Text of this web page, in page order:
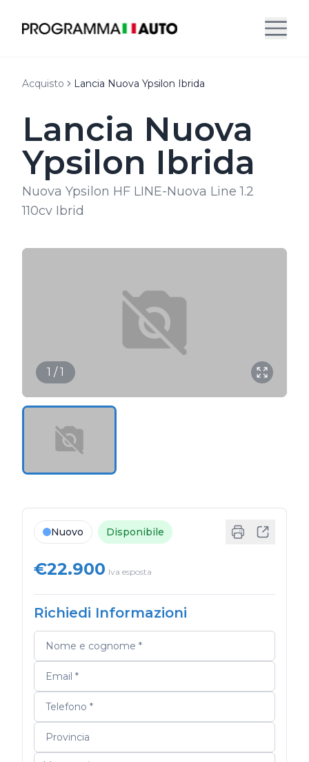
Acquisto Lancia Nuova Ypsilon Ibrida
Lancia Nuova
Ypsilon Ibrida
Nuova Ypsilon HF LINE-Nuova Line 1.2
110cv Ibrid
1 / 1
Nuovo Disponibile
€22.900 Iva esposta
Richiedi Informazioni